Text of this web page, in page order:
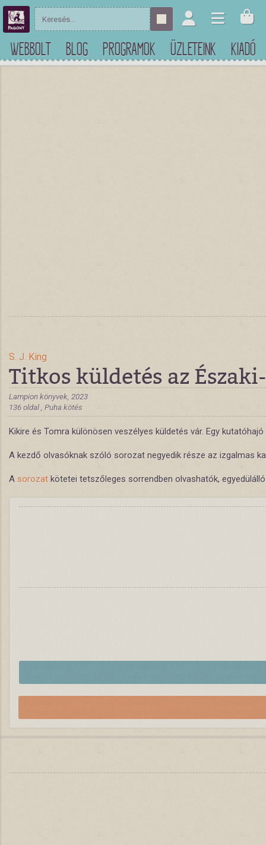
WEBBOLT BLOG PROGRAMOK ÜZLETEINK KIADÓ
S. J. King
Titkos küldetés az
Lampion könyvek, 2023
136 oldal , Puha kötés
Kikire és Tomra különösen veszélyes küldetés vár. Egy
A kezdő olvasóknak szóló sorozat negyedik része az izgalmas
A sorozat kötetei tetszőleges sorrendben olvashatók,